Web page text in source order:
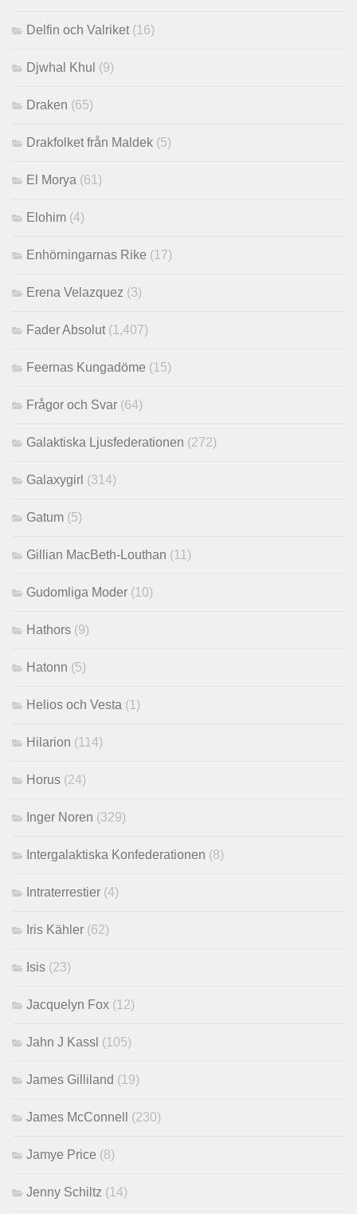
Delfin och Valriket (16)
Djwhal Khul (9)
Draken (65)
Drakfolket från Maldek (5)
El Morya (61)
Elohim (4)
Enhörningarnas Rike (17)
Erena Velazquez (3)
Fader Absolut (1,407)
Feernas Kungadöme (15)
Frågor och Svar (64)
Galaktiska Ljusfederationen (272)
Galaxygirl (314)
Gatum (5)
Gillian MacBeth-Louthan (11)
Gudomliga Moder (10)
Hathors (9)
Hatonn (5)
Helios och Vesta (1)
Hilarion (114)
Horus (24)
Inger Noren (329)
Intergalaktiska Konfederationen (8)
Intraterrestier (4)
Iris Kähler (62)
Isis (23)
Jacquelyn Fox (12)
Jahn J Kassl (105)
James Gilliland (19)
James McConnell (230)
Jamye Price (8)
Jenny Schiltz (14)